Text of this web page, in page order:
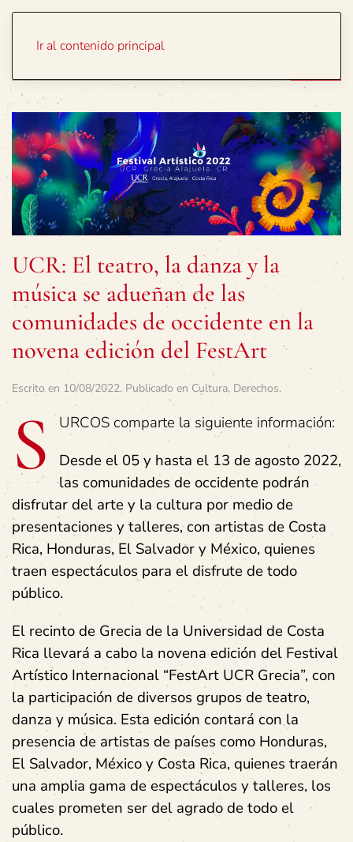
Ir al contenido principal
UCR: El teatro, la danza y la
música se adueñan de las
comunidades de occidente en la
novena edición del FestArt
Escrito en 10/08/2022. Publicado en Cultura, Derechos.
S
URCOS comparte la siguiente información:
Desde el 05 y hasta el 13 de agosto 2022,
las comunidades de occidente podrán
disfrutar del arte y la cultura por medio de
presentaciones y talleres, con artistas de Costa
Rica, Honduras, El Salvador y México, quienes
traen espectáculos para el disfrute de todo
público.
El recinto de Grecia de la Universidad de Costa
Rica llevará a cabo la novena edición del Festival
Artístico Internacional “FestArt UCR Grecia”, con
la participación de diversos grupos de teatro,
danza y música. Esta edición contará con la
presencia de artistas de países como Honduras,
El Salvador, México y Costa Rica, quienes traerán
una amplia gama de espectáculos y talleres, los
cuales prometen ser del agrado de todo el
público.